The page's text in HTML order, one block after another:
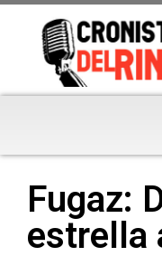
Fugaz:
estrella